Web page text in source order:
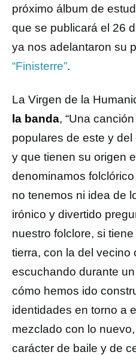
próximo álbum de
que se publicará el 26
ya nos adelantaron su
“Finisterre”.
La Virgen de la
la banda, “Una
populares de este y
y que tienen su origen
denominamos
no tenemos ni idea de
irónico y divertido
nuestro folclore, si
tierra, con la del vecino
escuchando durante
cómo hemos ido
identidades en torno a
mezclado con lo
carácter de baile y de